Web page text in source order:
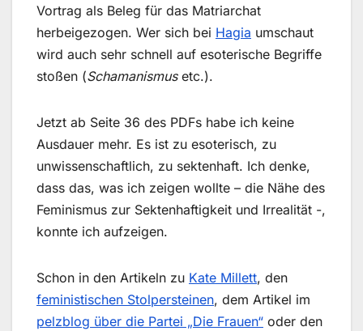
Vortrag als Beleg für das Matriarchat
herbeigezogen. Wer sich bei Hagia umschaut
wird auch sehr schnell auf esoterische Begriffe
stoßen (Schamanismusetc.).
Jetzt ab Seite 36 des PDFs habe ich keine
Ausdauer mehr. Es ist zu esoterisch, zu
unwissenschaftlich, zu sektenhaft. Ich denke,
dass das, was ich zeigen wollte – die Nähe des
Feminismus zur Sektenhaftigkeit und Irrealität -,
konnte ich aufzeigen.
Schon in den Artikeln zu Kate Millett, den
feministischen Stolpersteinen, dem Artikel im
pelzblog über die Partei „Die Frauen“ oder den